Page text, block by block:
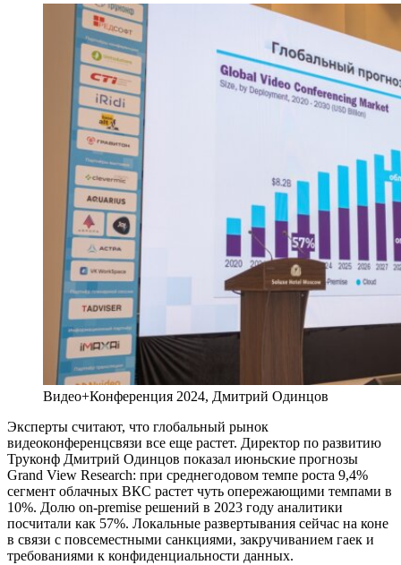
Видео+Конференция 2024, Дмитрий Одинцов
Эксперты считают, что глобальный рынок
видеоконференцсвязи все еще растет. Директор по развитию
Труконф Дмитрий Одинцов показал июньские прогнозы
Grand View Research: при среднегодовом темпе роста 9,4%
сегмент облачных ВКС растет чуть опережающими темпами в
10%. Долю on-premise решений в 2023 году аналитики
посчитали как 57%. Локальные развертывания сейчас на коне
в связи с повсеместными санкциями, закручиванием гаек и
требованиями к конфиденциальности данных.